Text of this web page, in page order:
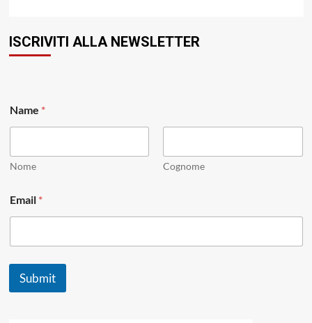
ISCRIVITI ALLA NEWSLETTER
Name *
Nome Cognome
a
m
N
m
E
Email *
Submit